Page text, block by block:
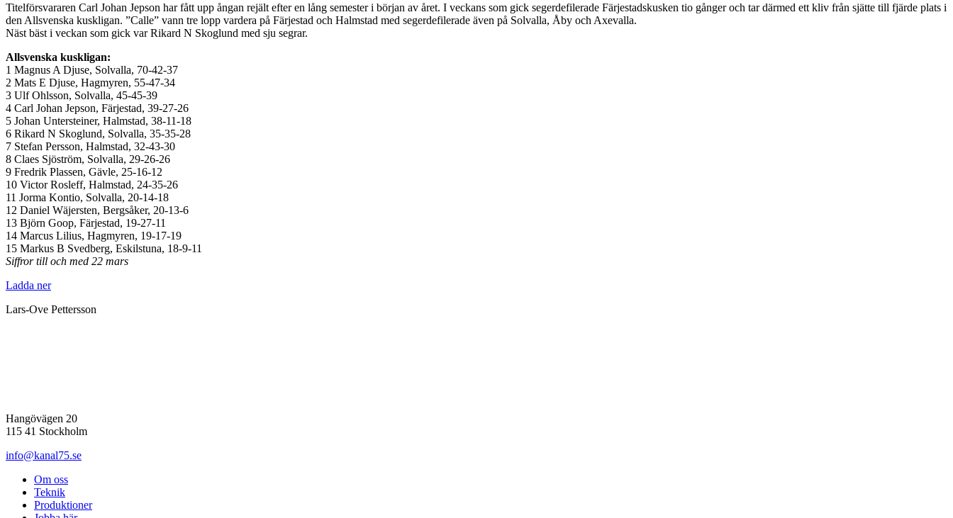
Titelförsvararen Carl Johan Jepson har fått upp ångan rejält efter en lång semester i början av året. I veckans som gick segerdefilerade Färjestadskusken tio gånger och tar därmed ett kliv från sjätte till fjärde plats i
den Allsvenska kuskligan. ”Calle” vann tre lopp vardera på Färjestad och Halmstad med segerdefilerade även på Solvalla, Åby och Axevalla.
Näst bäst i veckan som gick var Rikard N Skoglund med sju segrar.
Allsvenska kuskligan:
1 Magnus A Djuse, Solvalla, 70-42-37
2 Mats E Djuse, Hagmyren, 55-47-34
3 Ulf Ohlsson, Solvalla, 45-45-39
4 Carl Johan Jepson, Färjestad, 39-27-26
5 Johan Untersteiner, Halmstad, 38-11-18
6 Rikard N Skoglund, Solvalla, 35-35-28
7 Stefan Persson, Halmstad, 32-43-30
8 Claes Sjöström, Solvalla, 29-26-26
9 Fredrik Plassen, Gävle, 25-16-12
10 Victor Rosleff, Halmstad, 24-35-26
11 Jorma Kontio, Solvalla, 20-14-18
12 Daniel Wäjersten, Bergsåker, 20-13-6
13 Björn Goop, Färjestad, 19-27-11
14 Marcus Lilius, Hagmyren, 19-17-19
15 Markus B Svedberg, Eskilstuna, 18-9-11
Siffror till och med 22 mars
Ladda ner
Lars-Ove Pettersson
Hangövägen 20
115 41 Stockholm
info@kanal75.se
Om oss
Teknik
Produktioner